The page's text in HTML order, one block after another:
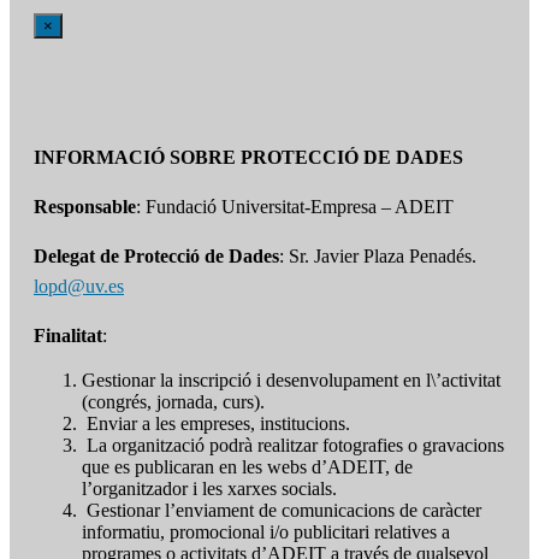
×
INFORMACIÓ SOBRE PROTECCIÓ DE DADES
Responsable: Fundació Universitat-Empresa – ADEIT
Delegat de Protecció de Dades: Sr. Javier Plaza Penadés.
lopd@uv.es
Finalitat:
Gestionar la inscripció i desenvolupament en l\’activitat
(congrés, jornada, curs).
Enviar a les empreses, institucions.
La organització podrà realitzar fotografies o gravacions
que es publicaran en les webs d’ADEIT, de
l’organitzador i les xarxes socials.
Gestionar l’enviament de comunicacions de caràcter
informatiu, promocional i/o publicitari relatives a
programes o activitats d’ADEIT a través de qualsevol